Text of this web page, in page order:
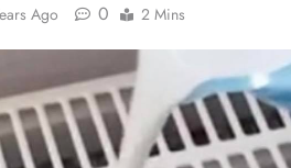
Ago 0 2 Mins